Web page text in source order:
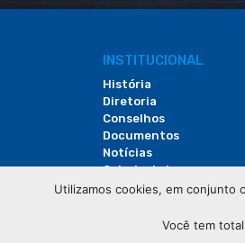
INSTITUCIONAL
História
Diretoria
Conselhos
Documentos
Notícias
Galeria de Imagens
Revista do Comércio
Utilizamos cookies, em conjunto
Você tem